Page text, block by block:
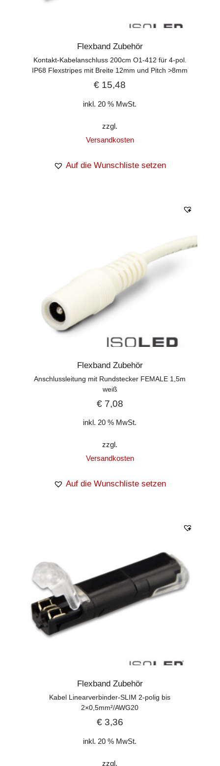
Flexband Zubehör
Kontakt-Kabelanschluss 200cm O1-412 für 4-pol.
IP68 Flexstripes mit Breite 12mm und Pitch >8mm
€ 15,48
inkl. 20 % MwSt.
zzgl.
Versandkosten
Auf die Wunschliste setzen
Flexband Zubehör
Anschlussleitung mit Rundstecker FEMALE 1,5m
weiß
€7,08
inkl. 20 % MwSt.
zzgl.
Versandkosten
Auf die Wunschliste setzen
Flexband Zubehör
Kabel Linearverbinder-SLIM 2-polig bis
2×0,5mm²/AWG20
€3,36
inkl. 20 % MwSt.
zzgl.